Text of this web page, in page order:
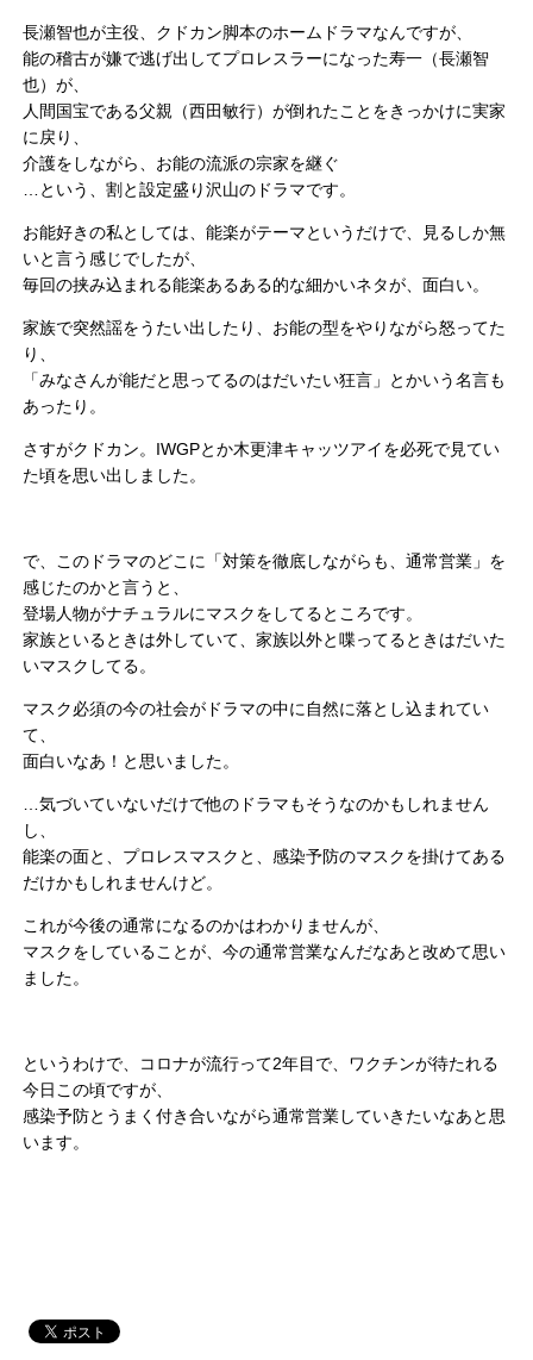
長瀬智也が主役、クドカン脚本のホームドラマなんですが、
能の稽古が嫌で逃げ出してプロレスラーになった寿一（長瀬智
也）が、
人間国宝である父親（西田敏行）が倒れたことをきっかけに実家
に戻り、
介護をしながら、お能の流派の宗家を継ぐ
…という、割と設定盛り沢山のドラマです。
お能好きの私としては、能楽がテーマというだけで、見るしか無
いと言う感じでしたが、
毎回の挟み込まれる能楽あるある的な細かいネタが、面白い。
家族で突然謡をうたい出したり、お能の型をやりながら怒ってた
り、
「みなさんが能だと思ってるのはだいたい狂言」とかいう名言も
あったり。
さすがクドカン。IWGPとか木更津キャッツアイを必死で見てい
た頃を思い出しました。
で、このドラマのどこに「対策を徹底しながらも、通常営業」を
感じたのかと言うと、
登場人物がナチュラルにマスクをしてるところです。
家族といるときは外していて、家族以外と喋ってるときはだいた
いマスクしてる。
マスク必須の今の社会がドラマの中に自然に落とし込まれてい
て、
面白いなあ！と思いました。
…気づいていないだけで他のドラマもそうなのかもしれません
し、
能楽の面と、プロレスマスクと、感染予防のマスクを掛けてある
だけかもしれませんけど。
これが今後の通常になるのかはわかりませんが、
マスクをしていることが、今の通常営業なんだなあと改めて思い
ました。
というわけで、コロナが流行って2年目で、ワクチンが待たれる
今日この頃ですが、
感染予防とうまく付き合いながら通常営業していきたいなあと思
います。